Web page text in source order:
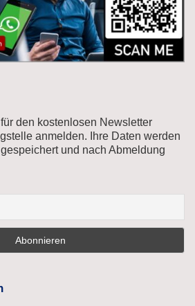
den kostenlosen Newsletter
anmelden. Ihre Daten werden
und nach Abmeldung